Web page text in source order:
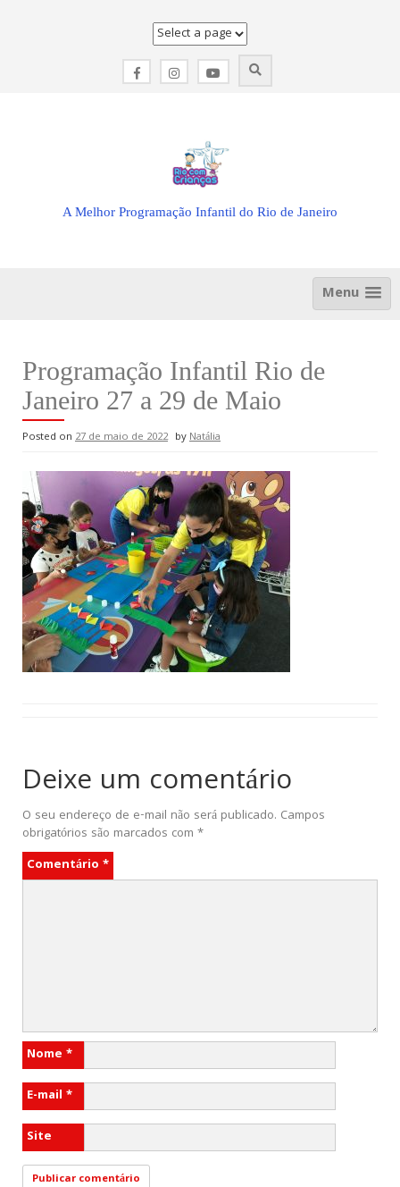
A Melhor Programação Infantil do Rio de Janeiro
Menu
Programação Infantil Rio de
Janeiro 27 a 29 de Maio
Posted on 27 de maio de 2022 byNatália
Deixe um comentário
O seu endereço de e-mail não será publicado. Campos
obrigatórios são marcados com *
Comentário *
Nome *
E-mail *
Site